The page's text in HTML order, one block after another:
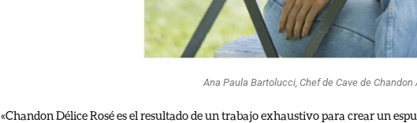
Ana Paula Bartolucci, Chef de Cave de Chandon
«Chandon Délice Rosé es el resultado de un trabajo exhaustivo para crear un